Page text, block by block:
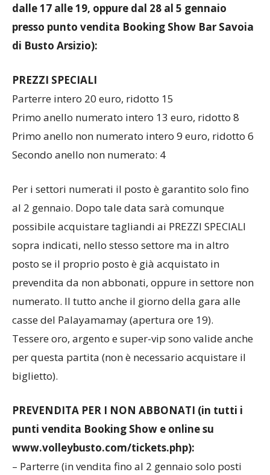
dalle 17 alle 19, oppure dal 28 al 5 gennaio
presso punto vendita Booking Show Bar Savoia
di Busto Arsizio):
PREZZI SPECIALI
Parterre intero 20 euro, ridotto 15
Primo anello numerato intero 13 euro, ridotto 8
Primo anello non numerato intero 9 euro, ridotto 6
Secondo anello non numerato: 4
Per i settori numerati il posto è garantito solo fino
al 2 gennaio. Dopo tale data sarà comunque
possibile acquistare tagliandi ai PREZZI SPECIALI
sopra indicati, nello stesso settore ma in altro
posto se il proprio posto è già acquistato in
prevendita da non abbonati, oppure in settore non
numerato. Il tutto anche il giorno della gara alle
casse del Palayamamay (apertura ore 19).
Tessere oro, argento e super-vip sono valide anche
per questa partita (non è necessario acquistare il
biglietto).
PREVENDITA PER I NON ABBONATI (in tutti i
punti vendita Booking Show e online su
www.volleybusto.com/tickets.php):
– Parterre (in vendita fino al 2 gennaio solo posti